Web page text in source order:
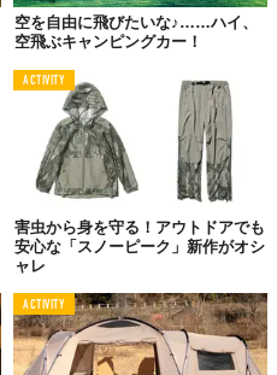
空を自由に飛びたいな♪……ハイ、
空飛ぶキャンピングカー！
ACTIVITY
害虫から身を守る！アウトドアでも
安心な「スノーピーク」新作がオシ
ャレ
ACTIVITY